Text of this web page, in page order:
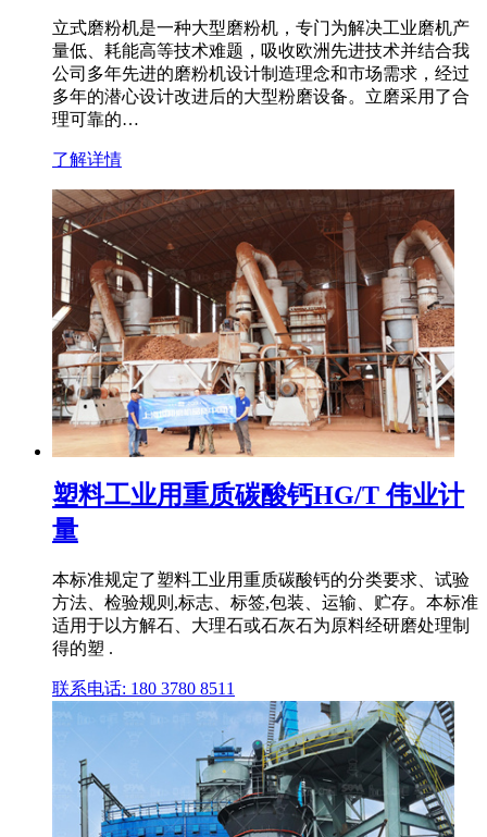
立式磨粉机是一种大型磨粉机，专门为解决工业磨机产
量低、耗能高等技术难题，吸收欧洲先进技术并结合我
公司多年先进的磨粉机设计制造理念和市场需求，经过
多年的潜心设计改进后的大型粉磨设备。立磨采用了合
理可靠的…
了解详情
塑料工业用重质碳酸钙HG/T 伟业计
量
本标准规定了塑料工业用重质碳酸钙的分类要求、试验
方法、检验规则,标志、标签,包装、运输、贮存。本标准
适用于以方解石、大理石或石灰石为原料经研磨处理制
得的塑 .
联系电话: 180 3780 8511